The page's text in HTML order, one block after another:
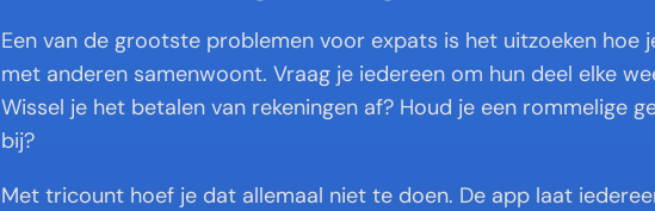
Een van de grootste problemen voor expats is het uitzoeken hoe
met anderen samenwoont. Vraag je iedereen om hun deel elke
Wissel je het betalen van rekeningen af? Houd je een rommelige
bij?
Met tricount hoef je dat allemaal niet te doen. De app laat